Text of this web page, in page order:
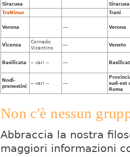
Siracusa
Siracusa
TraNinux
Trani
Verona --- Verona
Vicenza
Cornedo
Vicentino
--- Veneto
Basilicata -- vari -- ---
Nodi-
prenestini
-- vari -- ---
sud-est
Roma
Non c'è nessun
Abbraccia la nostra
maggiori informazioni